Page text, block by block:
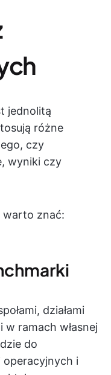
jednolitą
różne
czy
wyniki czy
znać:
działami
ramach własnej
do
i